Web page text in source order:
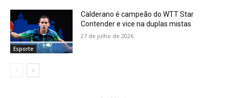
Esporte
Calderano é campeão do WTT Star
Contender e vice na duplas mistas
27 de julho de 2026